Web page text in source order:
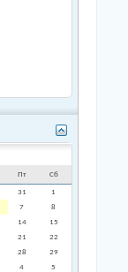
Пт Сб
31
1
7
8
14
15
21
22
28
29
4 5